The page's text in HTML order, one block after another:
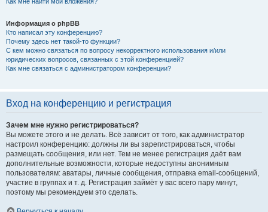
Информация о phpBB
Кто написал эту конференцию?
Почему здесь нет такой-то функции?
С кем можно связаться по вопросу некорректного использования и/или
юридических вопросов, связанных с этой конференцией?
Как мне связаться с администратором конференции?
Вход на конференцию и регистрация
Зачем мне нужно регистрироваться?
Вы можете этого и не делать. Всё зависит от того, как администратор
настроил конференцию: должны ли вы зарегистрироваться, чтобы
размещать сообщения, или нет. Тем не менее регистрация даёт вам
дополнительные возможности, которые недоступны анонимным
пользователям: аватары, личные сообщения, отправка email-сообщений,
участие в группах и т. д. Регистрация займёт у вас всего пару минут,
поэтому мы рекомендуем это сделать.